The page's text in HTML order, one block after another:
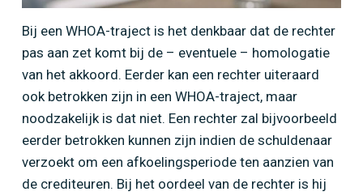
Bij een WHOA-traject is het denkbaar dat de rechter
pas aan zet komt bij de – eventuele – homologatie
van het akkoord. Eerder kan een rechter uiteraard
ook betrokken zijn in een WHOA-traject, maar
noodzakelijk is dat niet. Een rechter zal bijvoorbeeld
eerder betrokken kunnen zijn indien de schuldenaar
verzoekt om een afkoelingsperiode ten aanzien van
de crediteuren. Bij het oordeel van de rechter is hij